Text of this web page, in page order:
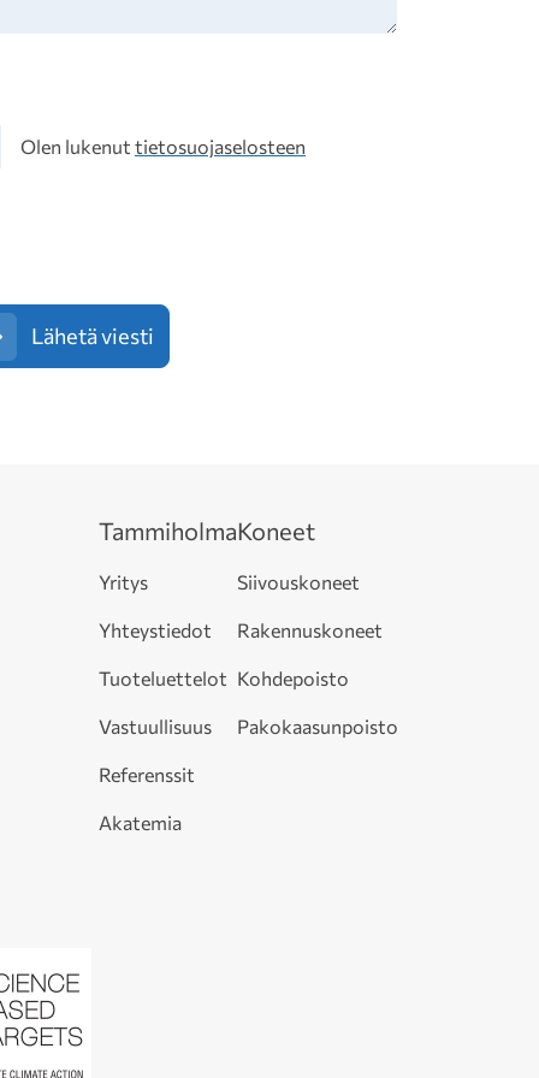
Olen lukenut tietosuojaselosteen
Lähetä viesti
Tammiholma
Yritys
Yhteystiedot
Tuoteluettelot
Vastuullisuus
Referenssit
Akatemia
Koneet
Siivouskoneet
Rakennuskoneet
Kohdepoisto
Pakokaasunpoisto